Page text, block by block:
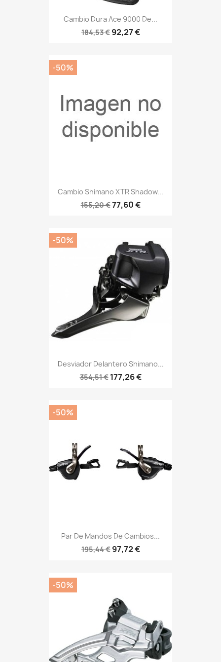
Cambio Dura Ace 9000 De...
184,53 € 92,27 €
Cambio Shimano XTR Shadow...
155,20 €77,60 €
-50%
Desviador Delantero Shimano...
354,51 € 177,26 €
-50%
Par De Mandos De Cambios...
195,44 € 97,72 €
-50%
-50%